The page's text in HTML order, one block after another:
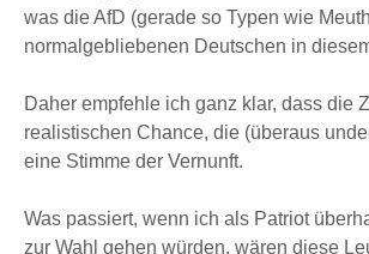
was die AfD (gerade so Typen wie
normalgebliebenen Deutschen in
Daher empfehle ich ganz klar, dass die
realistischen Chance, die (überaus
eine Stimme der Vernunft.
Was passiert, wenn ich als Patriot
zur Wahl gehen würden, wären diese